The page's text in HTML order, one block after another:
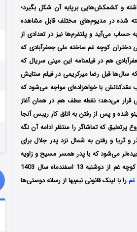
و کشمکش‌هایی برپایه آن شکل بگیرد؛
شده در مدیوم‌های مختلف قابل مشاهده
می‌آید و پلتفرم‌ها نیز در تعدادی از
دختران کوچه غم ساخته علی جعفرآبادی که
هم در فیلمنامه این مینی سریال که
سال‌ها قبل رضا میرکریمی در فیلم ستایش
عقدکنانش با خواهزاده‌ای مواجه می‌شود که
قرار می‌دهد؛ نقطه عطف هم در همان آغاز
شده و پس از رفتن به اتاق کار رییس آنجا
که تماشاگر را منتظر ادامه آن نگه
ثریا و رفتن به شمال نزد پدر جلال برای
می‌شود که با پدر همسر مسیح و زاویه
نگاهش آشناتر شده و مسیح را متفاوت‌تر از او می‌بینیم؛ مینی سریال دختران کوچه غم از دوشنبه 13 اسفندماه سال 1403
را با لینک قانونی نیم‌بها از رسانه دوستی‌ها